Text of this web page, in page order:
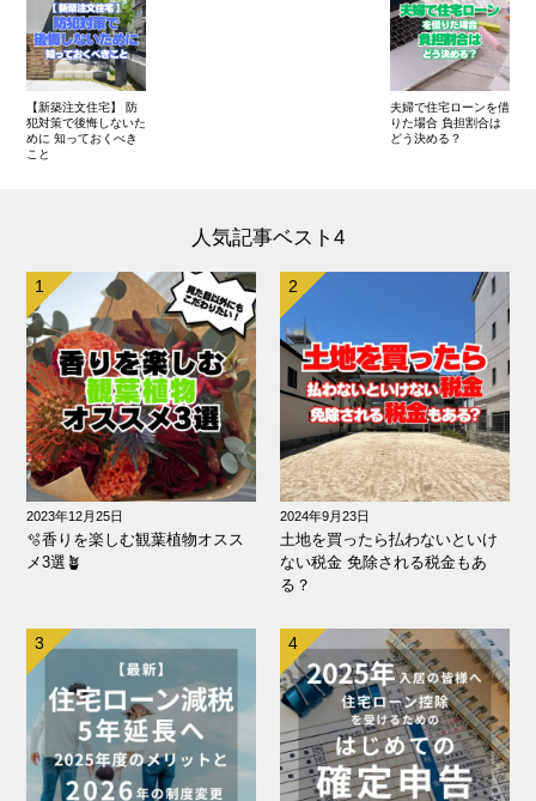
【新築注文住宅】 防
犯対策で後悔しないた
めに 知っておくべき
こと
夫婦で住宅ローンを借
りた場合 負担割合は
どう決める？
人気記事ベスト4
2023年12月25日
🫧香りを楽しむ観葉植物オスス
メ3選🪴
2024年9月23日
土地を買ったら払わないといけ
ない税金 免除される税金もあ
る？